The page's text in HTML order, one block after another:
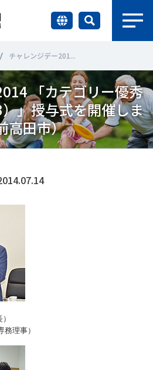
財団情報
研究員紹介
調査・研究
国際情報
ニュース
お問い合わせ・お申し込み
えるのか ＃部活動
＃日本人の身体活動と健康寿命
とダイバーシティ
・研究
り
チャレンジデー201...
「カテゴリー優秀
」授与式を開催しま
高田市）
理事）